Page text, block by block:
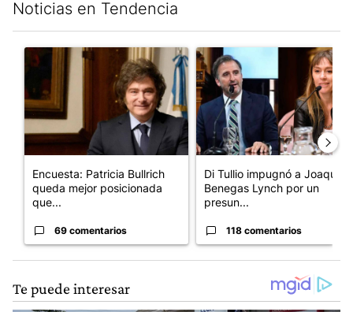
Noticias en Tendencia
Un artículo de tendencia con el título "Encuesta: Patricia
Encuesta: Patricia Bullrich
queda mejor posicionada
que...
69 comentarios
Un artículo de tendencia con
Di Tullio impugnó a Joaquín
Benegas Lynch por un
presun...
118 comentarios